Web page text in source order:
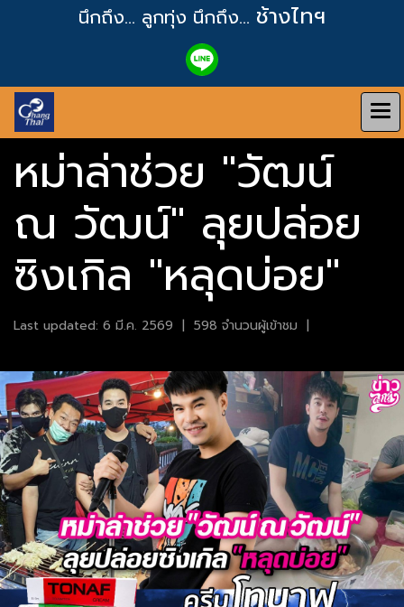
นึกถึง... ลูกทุ่ง นึกถึง... ช้างไทฯ
หม่าล่าช่วย "วัฒน์
ณ วัฒน์" ลุยปล่อย
ซิงเกิล "หลุดบ่อย"
Last updated: 6 มี.ค. 2569 | 598 จำนวนผู้เข้าชม |